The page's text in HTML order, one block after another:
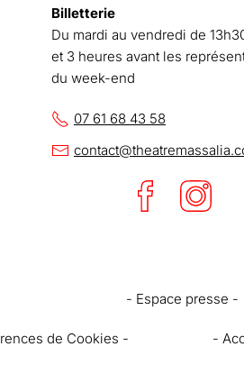
Billetterie
Du mardi au vendredi de
et 3 heures avant les
du week-end
07 61 68 43 58
- Espace presse -
de Cookies - -